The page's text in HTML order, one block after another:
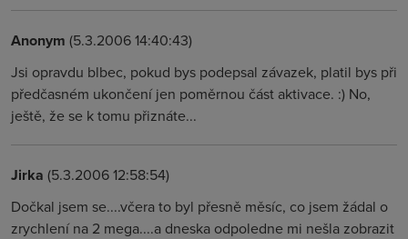
Anonym (5.3.2006 14:40:43)
Jsi opravdu blbec, pokud bys podepsal závazek, platil bys při
předčasném ukončení jen poměrnou část aktivace. :) No,
ještě, že se k tomu přiznáte...
Jirka (5.3.2006 12:58:54)
Dočkal jsem se....včera to byl přesně měsíc, co jsem žádal o
zrychlení na 2 mega....a dneska odpoledne mi nešla zobrazit